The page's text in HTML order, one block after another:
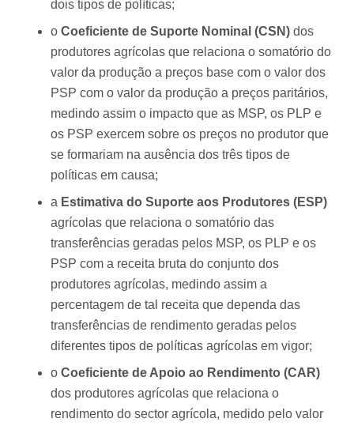
dois tipos de políticas;
o Coeficiente de Suporte Nominal (CSN) dos
produtores agrícolas que relaciona o somatório do
valor da produção a preços base com o valor dos
PSP com o valor da produção a preços paritários,
medindo assim o impacto que as MSP, os PLP e
os PSP exercem sobre os preços no produtor que
se formariam na ausência dos três tipos de
políticas em causa;
a Estimativa do Suporte aos Produtores (ESP)
agrícolas que relaciona o somatório das
transferências geradas pelos MSP, os PLP e os
PSP com a receita bruta do conjunto dos
produtores agrícolas, medindo assim a
percentagem de tal receita que dependa das
transferências de rendimento geradas pelos
diferentes tipos de políticas agrícolas em vigor;
o Coeficiente de Apoio ao Rendimento (CAR)
dos produtores agrícolas que relaciona o
rendimento do sector agrícola, medido pelo valor